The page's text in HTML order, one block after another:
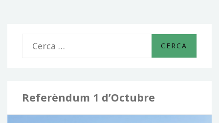
c
a
Referèndum 1 d’Octubre